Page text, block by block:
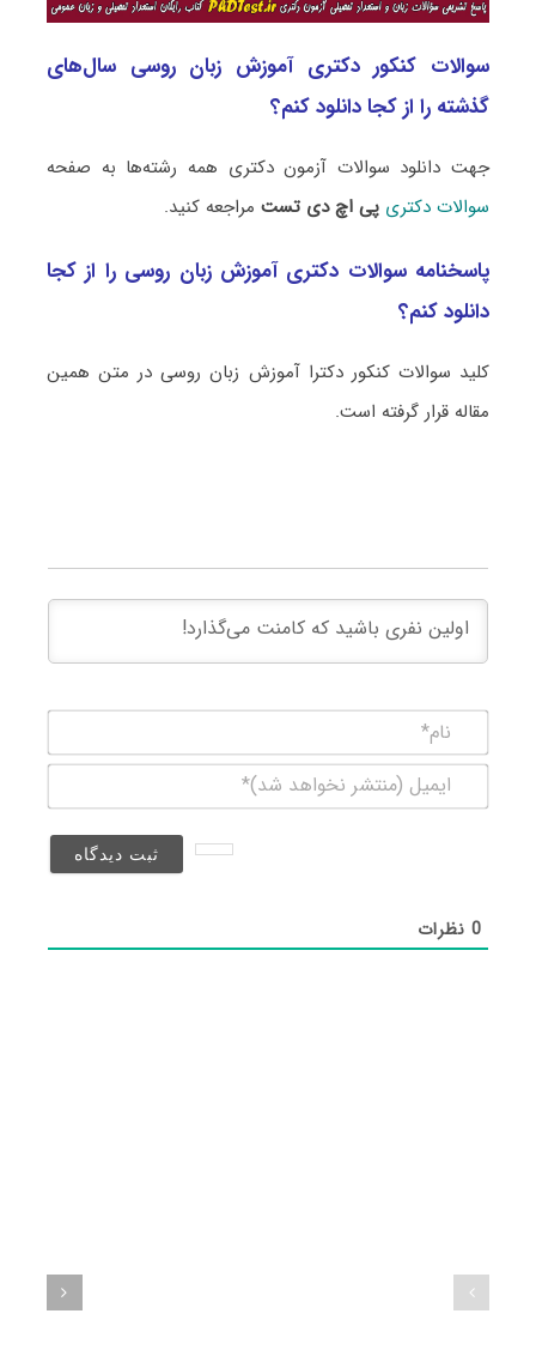
سوالات کنکور دکتری آموزش زبان روسی سال‌های
گذشته را از کجا دانلود کنم؟
جهت دانلود سوالات آزمون دکتری همه رشته‌ها به صفحه
سوالات دکتری پی اچ دی تستمراجعه کنید.
پاسخنامه سوالات دکتری آموزش زبان روسی را از کجا
دانلود کنم؟
کلید سوالات کنکور دکترا آموزش زبان روسی در متن همین
مقاله قرار گرفته است.
(منتشر
0نظرات